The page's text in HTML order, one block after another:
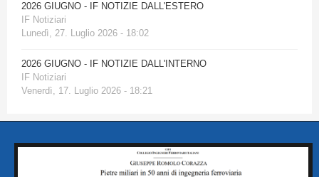
2026 GIUGNO - IF NOTIZIE DALL'ESTERO
IF Notiziari
Lunedì, 27. Luglio 2026 - 18:02
2026 GIUGNO - IF NOTIZIE DALL'INTERNO
IF Notiziari
Venerdì, 17. Luglio 2026 - 18:21